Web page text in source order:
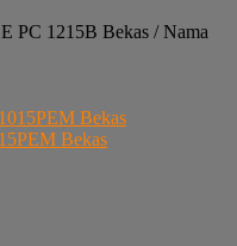
PC 1215B Bekas / Nama
Bekas